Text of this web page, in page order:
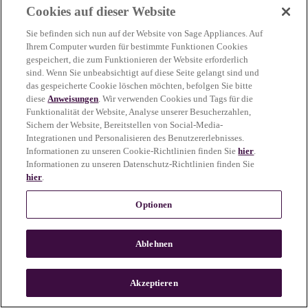
more information)
n
Cookies auf dieser Website
Sie befinden sich nun auf der Website von Sage Appliances. Auf
Ihrem Computer wurden für bestimmte Funktionen Cookies
gespeichert, die zum Funktionieren der Website erforderlich
sind. Wenn Sie unbeabsichtigt auf diese Seite gelangt sind und
das gespeicherte Cookie löschen möchten, befolgen Sie bitte
dieseAnweisungen. Wir verwenden Cookies und Tags für die
Funktionalität der Website, Analyse unserer Besucherzahlen,
Sichern der Website, Bereitstellen von Social-Media-
Integrationen und Personalisieren des Benutzererlebnisses.
Informationen zu unseren Cookie-Richtlinien finden Siehier.
Informationen zu unseren Datenschutz-Richtlinien finden Sie
hier.
Optionen
Ablehnen
Akzeptieren